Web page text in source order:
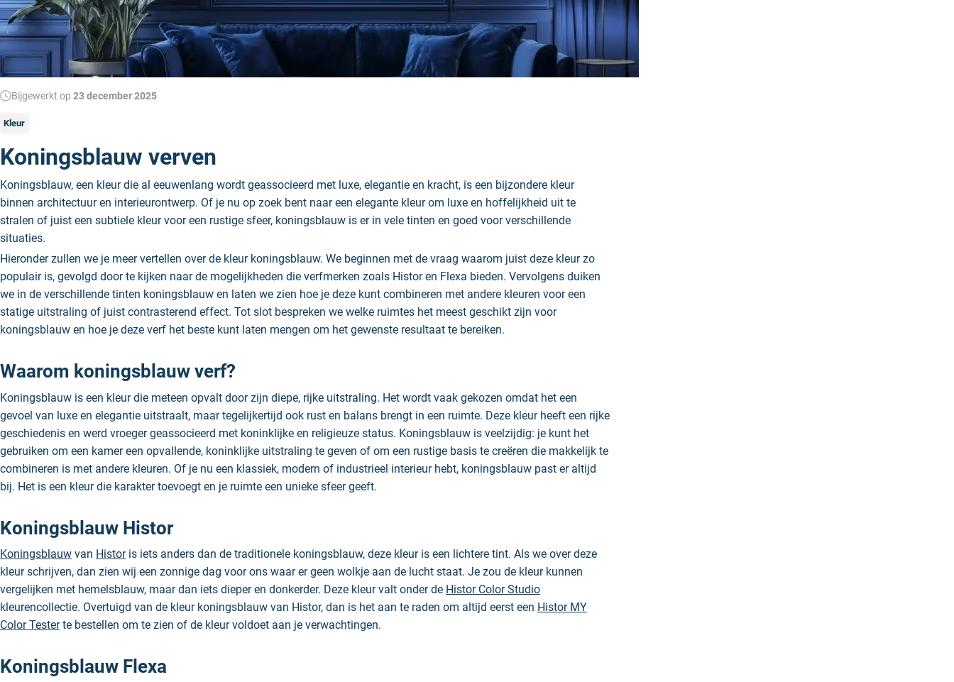
Bijgewerkt op 23 december 2025
Kleur
Koningsblauw verven
Koningsblauw, een kleur die al eeuwenlang wordt geassocieerd met luxe, elegantie en kracht, is een bijzondere kleur
binnen architectuur en interieurontwerp. Of je nu op zoek bent naar een elegante kleur om luxe en hoffelijkheid uit te
stralen of juist een subtiele kleur voor een rustige sfeer, koningsblauw is er in vele tinten en goed voor verschillende
situaties.
Hieronder zullen we je meer vertellen over de kleur koningsblauw. We beginnen met de vraag waarom juist deze kleur zo
populair is, gevolgd door te kijken naar de mogelijkheden die verfmerken zoals Histor en Flexa bieden. Vervolgens duiken
we in de verschillende tinten koningsblauw en laten we zien hoe je deze kunt combineren met andere kleuren voor een
statige uitstraling of juist contrasterend effect. Tot slot bespreken we welke ruimtes het meest geschikt zijn voor
koningsblauw en hoe je deze verf het beste kunt laten mengen om het gewenste resultaat te bereiken.
Waarom koningsblauw verf?
Koningsblauw is een kleur die meteen opvalt door zijn diepe, rijke uitstraling. Het wordt vaak gekozen omdat het een
gevoel van luxe en elegantie uitstraalt, maar tegelijkertijd ook rust en balans brengt in een ruimte. Deze kleur heeft een rijke
geschiedenis en werd vroeger geassocieerd met koninklijke en religieuze status. Koningsblauw is veelzijdig: je kunt het
gebruiken om een kamer een opvallende, koninklijke uitstraling te geven of om een rustige basis te creëren die makkelijk te
combineren is met andere kleuren. Of je nu een klassiek, modern of industrieel interieur hebt, koningsblauw past er altijd
bij. Het is een kleur die karakter toevoegt en je ruimte een unieke sfeer geeft.
Koningsblauw Histor
Koningsblauw van Historis iets anders dan de traditionele koningsblauw, deze kleur is een lichtere tint. Als we over deze
kleur schrijven, dan zien wij een zonnige dag voor ons waar er geen wolkje aan de lucht staat. Je zou de kleur kunnen
vergelijken met hemelsblauw, maar dan iets dieper en donkerder. Deze kleur valt onder de Histor Color Studio
kleurencollectie. Overtuigd van de kleur koningsblauw van Histor, dan is het aan te raden om altijd eerst een Histor MY
Color Testerte bestellen om te zien of de kleur voldoet aan je verwachtingen.
Koningsblauw Flexa